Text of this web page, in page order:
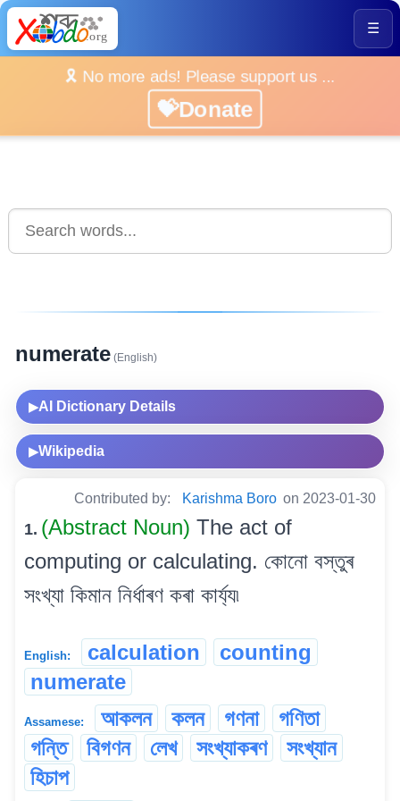
☰
🎗️ No more ads! Please support us ...
💝Donate
numerate (English)
▶AI Dictionary Details
▶Wikipedia
Contributed by: Karishma Boro on 2023-01-30
1. (Abstract Noun) The act of
computing or calculating. কোনো বস্তুৰ
সংখ্যা কিমান নিৰ্ধাৰণ কৰা কাৰ্য্য৷
English: calculation
counting
numerate
Assamese: আকলন কলন গণনা
গণিতা
গন্তি
বিগণন লেখ সংখ্যাকৰণ
সংখ্যান
হিচাপ